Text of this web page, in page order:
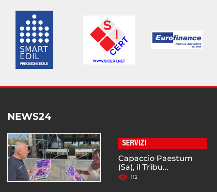
NEWS24
SERVIZI
Capaccio Paestum
(Sa), il Tribu...
112